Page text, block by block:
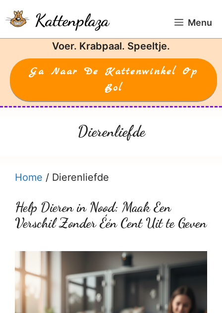
naar
de
Kattenplaza Menu
Voer. Krabpaal. Speeltje.
Ga Naar De Kattenwinkel Op
Bol
Dierenliefde
Home / Dierenliefde
Help Dieren in Nood: Maak Een
Verschil Zonder Één Cent Uit te Geven